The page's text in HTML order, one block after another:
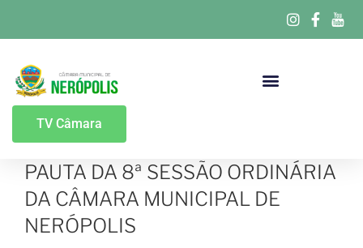
TV Câmara
PAUTA DA 8ª SESSÃO ORDINÁRIA
DA CÂMARA MUNICIPAL DE
NERÓPOLIS